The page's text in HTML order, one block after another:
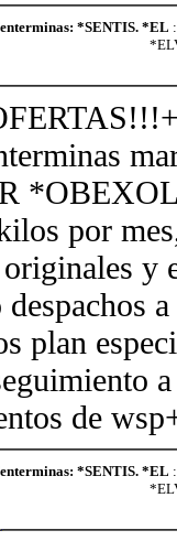
*SENTIS. *EL
por
y
despachos
plan
de
*SENTIS. *EL